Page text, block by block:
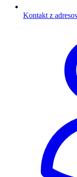
Kontakt z